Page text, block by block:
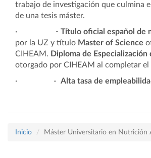
trabajo de investigación que culmina
de una tesis máster.
·
- Título oficial español de
por la UZ y título Master of Science
CIHEAM. Diploma de Especialización
otorgado por CIHEAM al completar el
· - Alta tasa de
Inicio Máster Universitario en Nutrición